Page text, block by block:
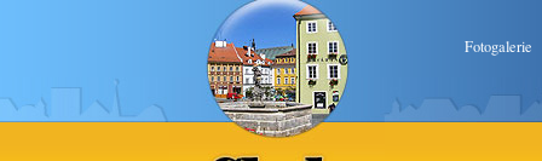
Fotogalerie
Cheb